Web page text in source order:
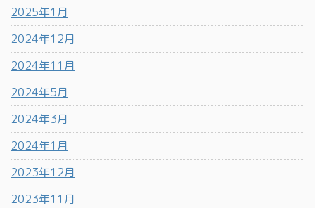
2025年1月
2024年12月
2024年11月
2024年5月
2024年3月
2024年1月
2023年12月
2023年11月